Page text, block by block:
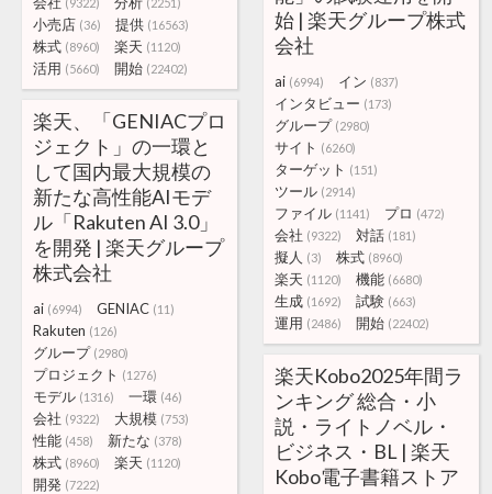
小売店 (36) 提供 (16563)
株式 (8960) 楽天 (1120)
活用 (5660) 開始 (22402)
始 | 楽天グループ株式
会社
ai (6994) イン (837)
インタビュー (173)
グループ (2980)
サイト (6260)
ターゲット (151)
ツール (2914)
ファイル (1141) プロ (472)
会社 (9322) 対話 (181)
擬人 (3) 株式 (8960)
楽天 (1120) 機能 (6680)
生成 (1692) 試験 (663)
運用 (2486) 開始 (22402)
楽天、「GENIACプロ
ジェクト」の一環と
して国内最大規模の
新たな高性能AIモデ
ル「Rakuten AI 3.0」
を開発 | 楽天グループ
株式会社
ai (6994) GENIAC (11)
Rakuten (126)
グループ (2980)
プロジェクト (1276)
モデル (1316) 一環 (46)
会社 (9322) 大規模 (753)
性能 (458) 新たな (378)
株式 (8960) 楽天 (1120)
開発 (7222)
楽天Kobo2025年間ラ
ンキング 総合・小
説・ライトノベル・
ビジネス・BL | 楽天
Kobo電子書籍ストア